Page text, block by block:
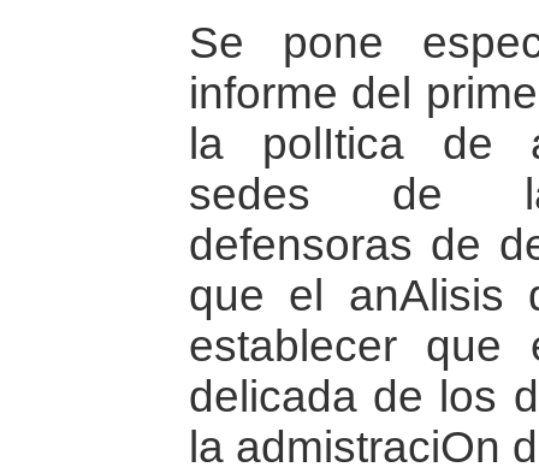
Se pone
informe del
la polItica de
sedes de
defensoras de
que el anAlisis
establecer que
delicada de los
la admistraciOn